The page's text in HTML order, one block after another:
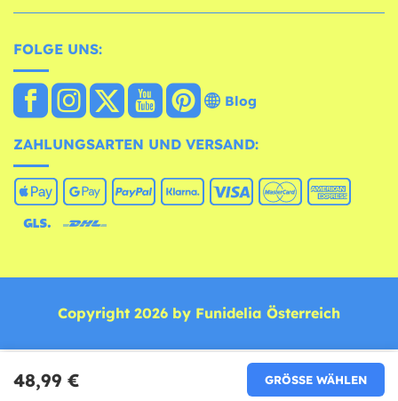
48,99 € GRÖSSE WÄHLEN
FOLGE UNS:
Blog
ZAHLUNGSARTEN UND VERSAND:
Copyright 2026 by Funidelia Österreich